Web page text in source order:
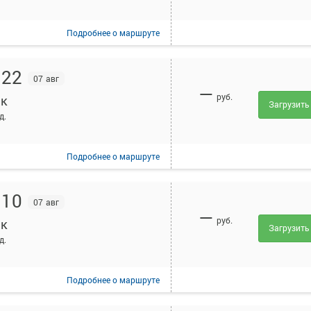
Подробнеео маршруте
07 авг
Подробнеео маршруте
— руб.
07 авг
Подробнеео маршруте
— руб.